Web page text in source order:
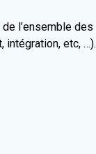
l’ensemble des
intégration, etc, …).